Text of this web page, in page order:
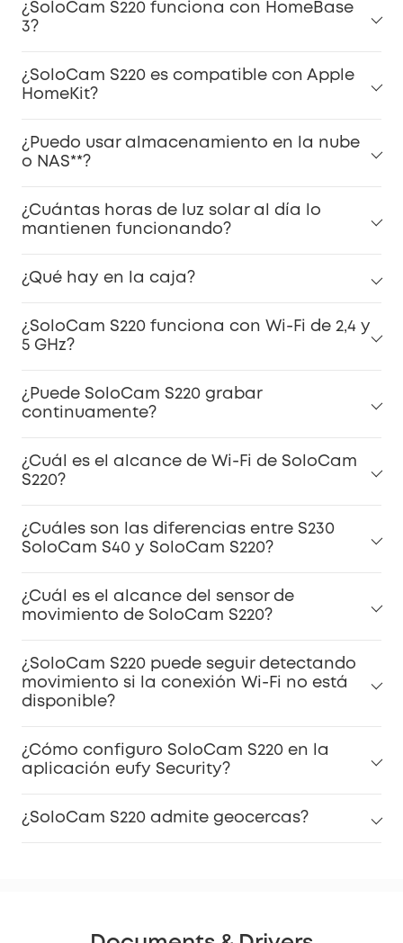
¿SoloCam S220 funciona con HomeBase
3?
¿SoloCam S220 es compatible con Apple
HomeKit?
¿Puedo usar almacenamiento en la nube
o NAS**?
¿Cuántas horas de luz solar al día lo
mantienen funcionando?
¿Qué hay en la caja?
¿SoloCam S220 funciona con Wi-Fi de 2,4 y
5 GHz?
¿Puede SoloCam S220 grabar
continuamente?
¿Cuál es el alcance de Wi-Fi de SoloCam
S220?
¿Cuáles son las diferencias entre S230
SoloCam S40 y SoloCam S220?
¿Cuál es el alcance del sensor de
movimiento de SoloCam S220?
¿SoloCam S220 puede seguir detectando
movimiento si la conexión Wi-Fi no está
disponible?
¿Cómo configuro SoloCam S220 en la
aplicación eufy Security?
¿SoloCam S220 admite geocercas?